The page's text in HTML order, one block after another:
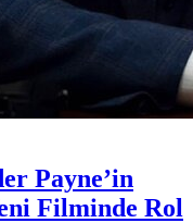
Payne’in
Filminde Rol